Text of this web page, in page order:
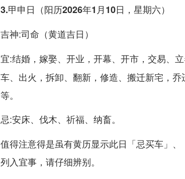
3.甲申日（阳历2026年1月10日，星期六）
吉神:司命（黄道吉日）
宜:结婚，嫁娶、开业，开幕、开市，交易、
车、出火，拆卸、翻新，修造、搬迁新宅，
等。
忌:安床、伐木、祈福、纳畜。
值得注意得是虽有黄历显示此日「忌买车」、
列入宜事，请仔细辨别。